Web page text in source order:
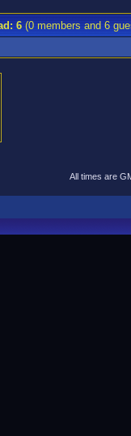
6(0 members and 6
All times are